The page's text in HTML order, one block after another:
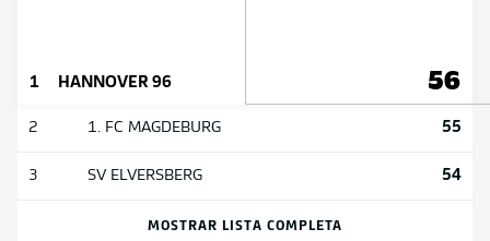
1 HANNOVER 96 56
2 1. FC MAGDEBURG 55
3 SV ELVERSBERG 54
MOSTRAR LISTA COMPLETA